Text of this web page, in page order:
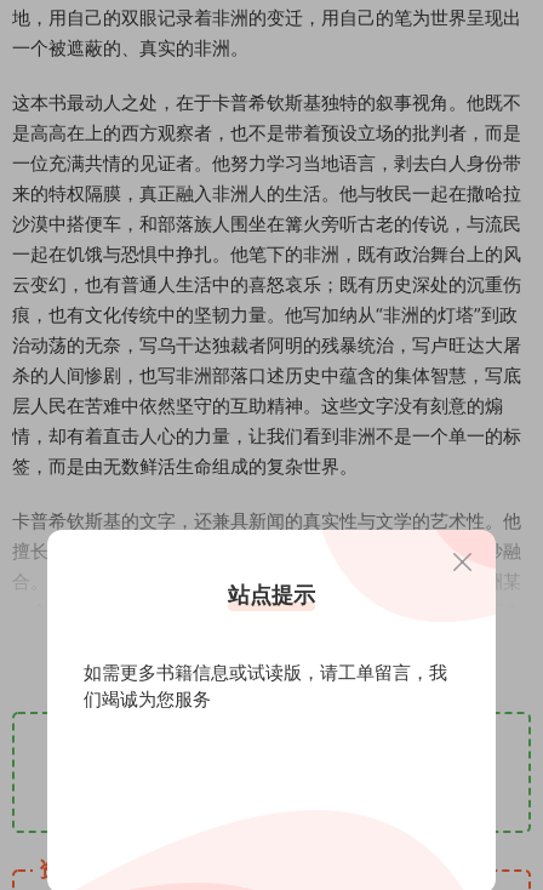
地，用自己的双眼记录着非洲的变迁，用自己的笔为世界呈现出
一个被遮蔽的、真实的非洲。
这本书最动人之处，在于卡普希钦斯基独特的叙事视角。他既不
是高高在上的西方观察者，也不是带着预设立场的批判者，而是
一位充满共情的见证者。他努力学习当地语言，剥去白人身份带
来的特权隔膜，真正融入非洲人的生活。他与牧民一起在撒哈拉
沙漠中搭便车，和部落族人围坐在篝火旁听古老的传说，与流民
一起在饥饿与恐惧中挣扎。他笔下的非洲，既有政治舞台上的风
云变幻，也有普通人生活中的喜怒哀乐；既有历史深处的沉重伤
痕，也有文化传统中的坚韧力量。他写加纳从“非洲的灯塔”到政
治动荡的无奈，写乌干达独裁者阿明的残暴统治，写卢旺达大屠
杀的人间惨剧，也写非洲部落口述历史中蕴含的集体智慧，写底
层人民在苦难中依然坚守的互助精神。这些文字没有刻意的煽
情，却有着直击人心的力量，让我们看到非洲不是一个单一的标
签，而是由无数鲜活生命组成的复杂世界。
卡普希钦斯基的文字，还兼具新闻的真实性与文学的艺术性。他
擅长用碎片化的叙事方式，将自己的即时体验与历史反思巧妙融
合。书中的每一个短篇，都像是一块独立的棱镜，折射出非洲某
一个瞬间的光影。这些光影交织在一起，便构成了一幅立体而生
大树下，我听着这些人的讲述，他们坚毅的面庞闪着光芒，如同
乌木雕刻而成，融入了静止的黑暗之中”，寥寥数语，便将非洲族
人的形象与精神刻画得淋漓尽致。他的思考深刻而敏锐，“在非
洲，人是历史的载体，是时间的度量”，这句话如同一把钥匙，为
我们打开了理解非洲的新视角。
的了解却依然停留在表面。新闻里的非洲，总是被简化为“贫困”
资源下载
站点提示
如需更多书籍信息或试读版，请工单留言 ，我
们竭诚为您服务